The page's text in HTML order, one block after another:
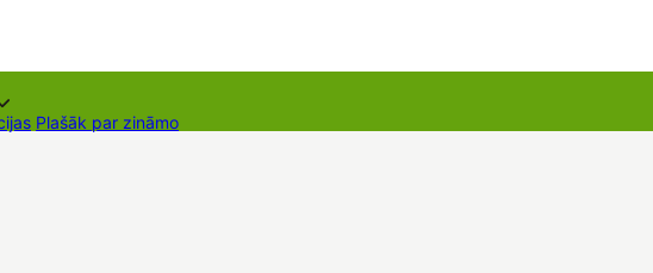
Plašāk par zināmo